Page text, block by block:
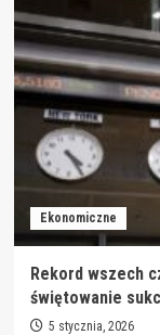
Ekonomiczne
Rekord wszech
świętowanie
5 stycznia, 2026